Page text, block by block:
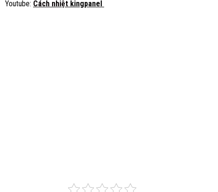
Youtube: Cách nhiệt kingpanel